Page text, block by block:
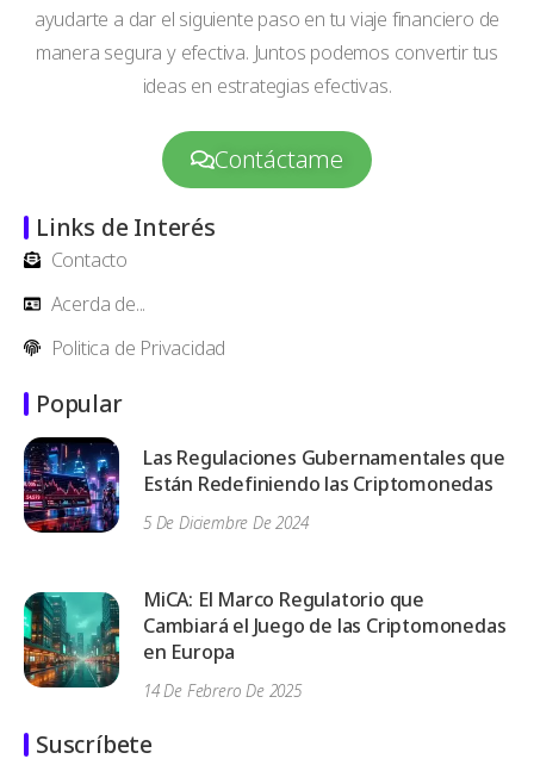
ayudarte a dar el siguiente paso en tu viaje financiero de
manera segura y efectiva. Juntos podemos convertir tus
ideas en estrategias efectivas.
Contáctame
Links de Interés
Contacto
Acerda de...
Politica de Privacidad
Popular
Las Regulaciones Gubernamentales que
Están Redefiniendo las Criptomonedas
5 De Diciembre De 2024
MiCA: El Marco Regulatorio que
Cambiará el Juego de las Criptomonedas
en Europa
14 De Febrero De 2025
Suscríbete